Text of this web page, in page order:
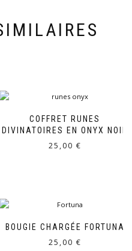
COFFRET RUNES
DIVINATOIRES EN ONYX NOIR
25,00 €
BOUGIE CHARGÉE FORTUNA
25,00 €